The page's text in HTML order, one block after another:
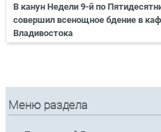
В канун Недели 9-й по
совершил всенощное бдение в
Владивостока
Меню раздела